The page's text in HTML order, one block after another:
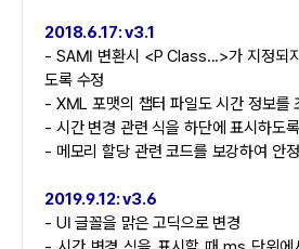
2018.6.17: v3.1
- SAMI 변환시 <P Class...>가 지정되지 않은 경우에도 변환하
도록 수정
- XML 포맷의 챕터 파일도 시간 정보를
- 시간 변경 관련 식을 하단에 표시하도
- 메모리 할당 관련 코드를 보강하여 안
2019.9.12: v3.6
- UI 글꼴을 맑은 고딕으로 변경